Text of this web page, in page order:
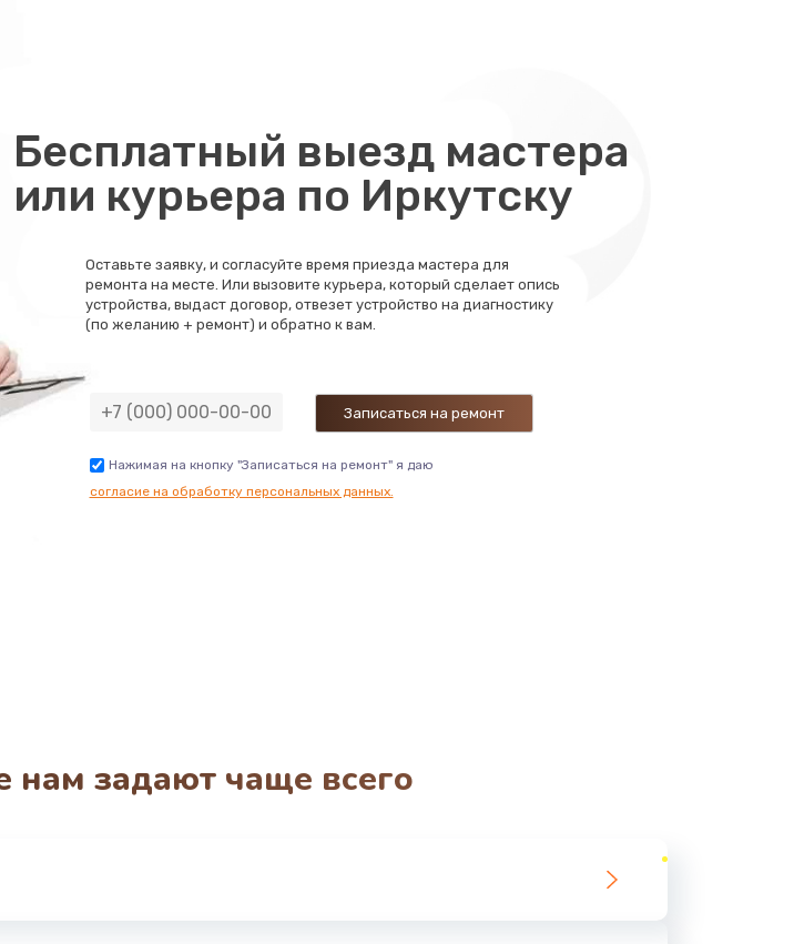
Бесплатный выезд мастера
или курьера по Иркутску
Оставьте заявку, и согласуйте время приезда мастера для
ремонта на месте. Или вызовите курьера, который сделает опись
устройства, выдаст договор, отвезет устройство на диагностику
(по желанию + ремонт) и обратно к вам.
Нажимая на кнопку "Записаться на ремонт" я даю
согласие на обработку персональных данных.
нам задают чаще всего